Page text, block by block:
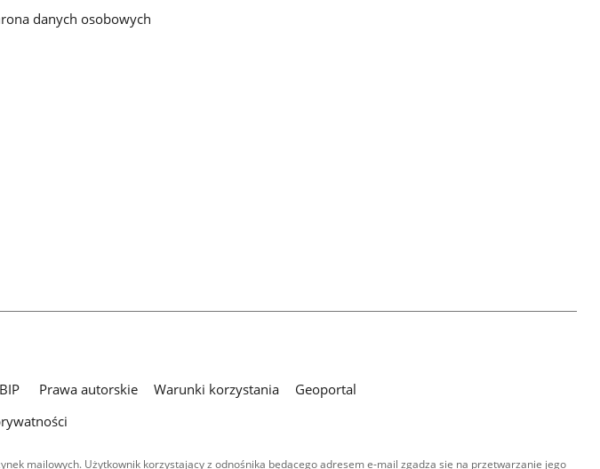
danych osobowych
BIP Prawa autorskie Warunki korzystania
Geoportal
mailowych. Użytkownik korzystający z odnośnika będącego adresem e-mail zgadza się na przetwarzanie jego